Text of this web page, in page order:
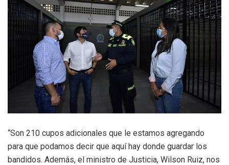
“Son 210 cupos adicionales que le estamos agregando
para que podamos decir que aquí hay donde guardar los
bandidos. Además, el ministro de Justicia, Wilson Ruiz, nos